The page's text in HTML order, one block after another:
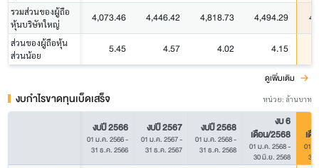
รวมส่วนของผู้ถือ
หุ้นบริษัทใหญ่
4,073.46 4,446.42 4,818.73 4,494.29
ส่วนของผู้ถือหุ้น
ส่วนน้อย
5.45 4.57 4.02 4.15
ดูเพิ่มเติม
งบกำไรขาดทุนเบ็ดเสร็จ หน่วย: ล้านบาท
งบปี 2566
01 ม.ค. 2566-
31 ธ.ค. 2566
งบปี 2567
01 ม.ค. 2567-
31 ธ.ค. 2567
งบปี 2568
01 ม.ค. 2568-
31 ธ.ค. 2568
งบ 6
เดือน/2568
01 ม.ค. 2568-
30 มิ.ย. 2568
เดื
01 ม
30